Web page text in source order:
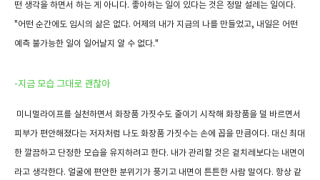
떤 생각을 하면서 하는 게 아니다. 좋아하는 일이 있다는 것은 정말 설레는 일이다.
"어떤 순간에도 임시의 삶은 없다. 어제의 내가 지금의 나를 만들었고, 내일은 어떤
예측 불가능한 일이 일어날지 알 수 없다."
-지금 모습 그대로 괜찮아
미니멀라이프를 실천하면서 화장품 가짓수도 줄이기 시작해 화장품을 덜 바르면서
피부가 편안해졌다는 저자처럼 나도 화장품 가짓수는 손에 꼽을 만큼이다. 대신 최대
한 깔끔하고 단정한 모습을 유지하려고 한다. 내가 관리할 것은 겉치레보다는 내면이
라고 생각한다. 얼굴에 편안한 분위기가 풍기고 내면이 튼튼한 사람 말이다. 항상 같